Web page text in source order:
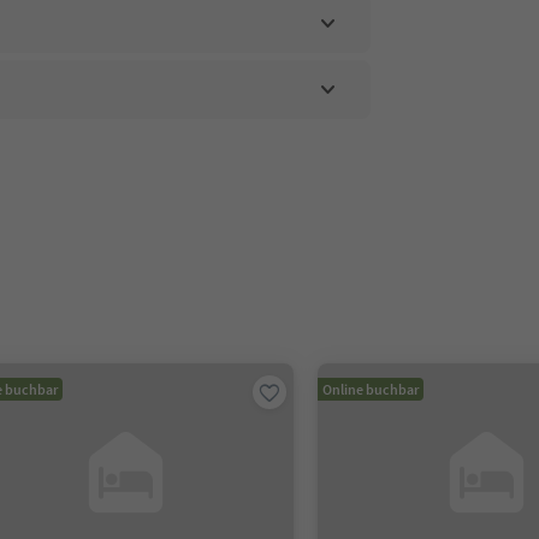
buchbar Online buchbar